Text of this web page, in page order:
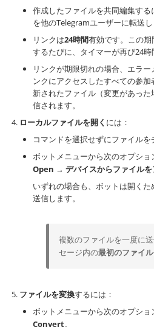
作成したファイルを共同編集す
を他のTelegramユーザーに転送し
リンクは24時間有効です。この
するたびに、タイマーが再び24時
リンクが期限切れの場合、エラ
ンクにアクセスしたすべての参
新されたファイル（変更があっ
信されます。
ローカルファイルを開く には：
コマンドを選択せずにファイルを
ボットメニューから次のオプショ
Open → デバイスからファイル
いずれの場合も、ボットは開く
送信します。
複数のファイルを一度に
セージ内の最初のファイル
ファイルを変換するには：
ボットメニューから次のオプショ
Convert。